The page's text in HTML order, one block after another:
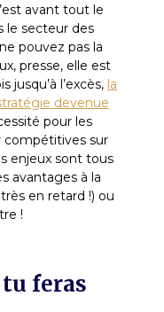
avant tout le
le secteur des
pouvez pas la
presse, elle est
l’excès, la
devenue
pour les
compétitives sur
enjeux sont tous
avantages à la
en retard !) ou
!
feras